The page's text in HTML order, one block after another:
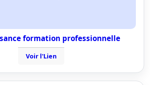
formation professionnelle
Voir l'Lien